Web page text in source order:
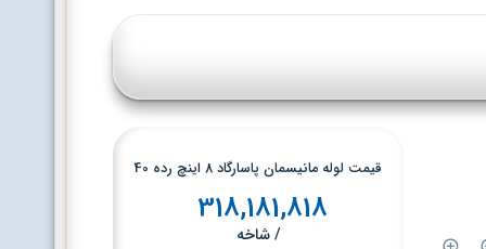
قیمت لوله مانیسمان پاسارگاد 8 اینچ رده 40
318,181,818
/ شاخه